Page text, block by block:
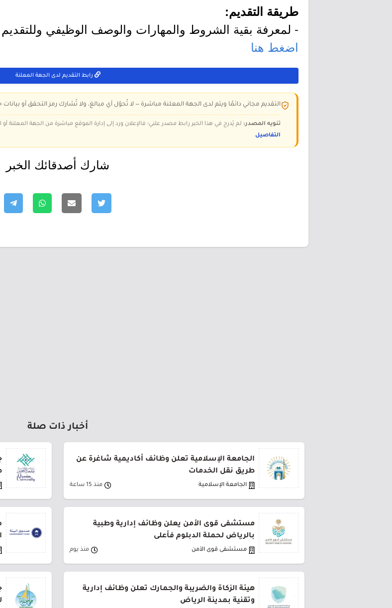
طريقة التقديم:
- لمعرفة بقية الشروط والمهارات والوصف الوظيفي وللتقديم
اضغط هنا
رابط التقديم لدى الجهة المعلنة
التقديم مجاني دائمًا ويتم لدى الجهة المعلنة مباشرة — لا تُحوّل أي مبالغ، ولا تُشارك رمز التحقق أو
تنويه المصدر: لم يُدرج في هذا الخبر رابط مصدر علني؛ فالإعلان ورد إلى إدارة الموقع مباشرة من الجهة المعلنة
التفاصيل
شارك أصدقائك الخبر
أخبار ذات صلة
الجامعة الإسلامية تعلن وظائف أكاديمية شاغرة عن
طريق نقل الخدمات
الجامعة الإسلامية منذ 15 ساعة
مستشفى قوى الأمن يعلن وظائف إدارية وطبية
بالرياض لحملة الدبلوم فأعلى
مستشفى قوى الأمن منذ يوم
هيئة الزكاة والضريبة والجمارك تعلن وظائف إدارية
وتقنية بمدينة الرياض